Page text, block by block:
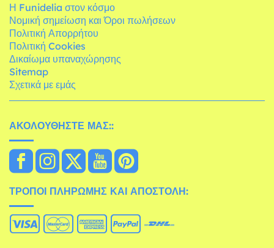
Η Funidelia στον κόσμο
Νομική σημείωση και Όροι πωλήσεων
Πολιτική Απορρήτου
Πολιτική Cookies
Δικαίωμα υπαναχώρησης
Sitemap
Σχετικά με εμάς
ΑΚΟΛΟΥΘΉΣΤΕ ΜΑΣ::
ΤΡΌΠΟΙ ΠΛΗΡΩΜΉΣ ΚΑΙ ΑΠΟΣΤΟΛΉ: